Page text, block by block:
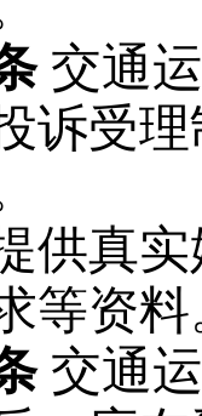
交通
诉受
供真
等资料
交通